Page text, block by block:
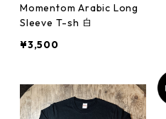
Momentom Arabic Long
Sleeve T-sh 白
¥3,500